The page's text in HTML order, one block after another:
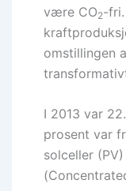
være CO2-
omstillingen
I 2013 var
prosent var
solceller